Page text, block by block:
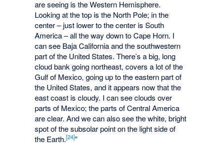
are seeing is the Western Hemisphere.
Looking at the top is the North Pole; in the
center – just lower to the center is South
America – all the way down to Cape Horn. I
can see Baja California and the southwestern
part of the United States. There’s a big, long
cloud bank going northeast, covers a lot of the
Gulf of Mexico, going up to the eastern part of
the United States, and it appears now that the
east coast is cloudy. I can see clouds over
parts of Mexico; the parts of Central America
are clear. And we can also see the white, bright
spot of the subsolar point on the light side of
the Earth.[24]”